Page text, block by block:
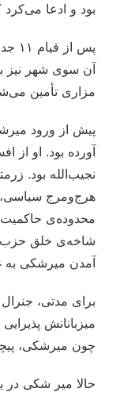
بود و ادعا
آن سوی شهر نیز
مزاری تأمین
پیش از ورود
آورده بود. او از
نجیب‌الله بود.
هرج‌ومرج سیاسی،
محدوده‌ی
شاخه‌ی خلق حزب
آمدن میرشکی
برای مدتی،
میزبانانش
چون میرشکی،
حالا میر شکی در